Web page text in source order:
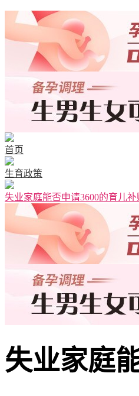
首页
生育政策
失业家庭能否申请3600的育儿补
失业家庭